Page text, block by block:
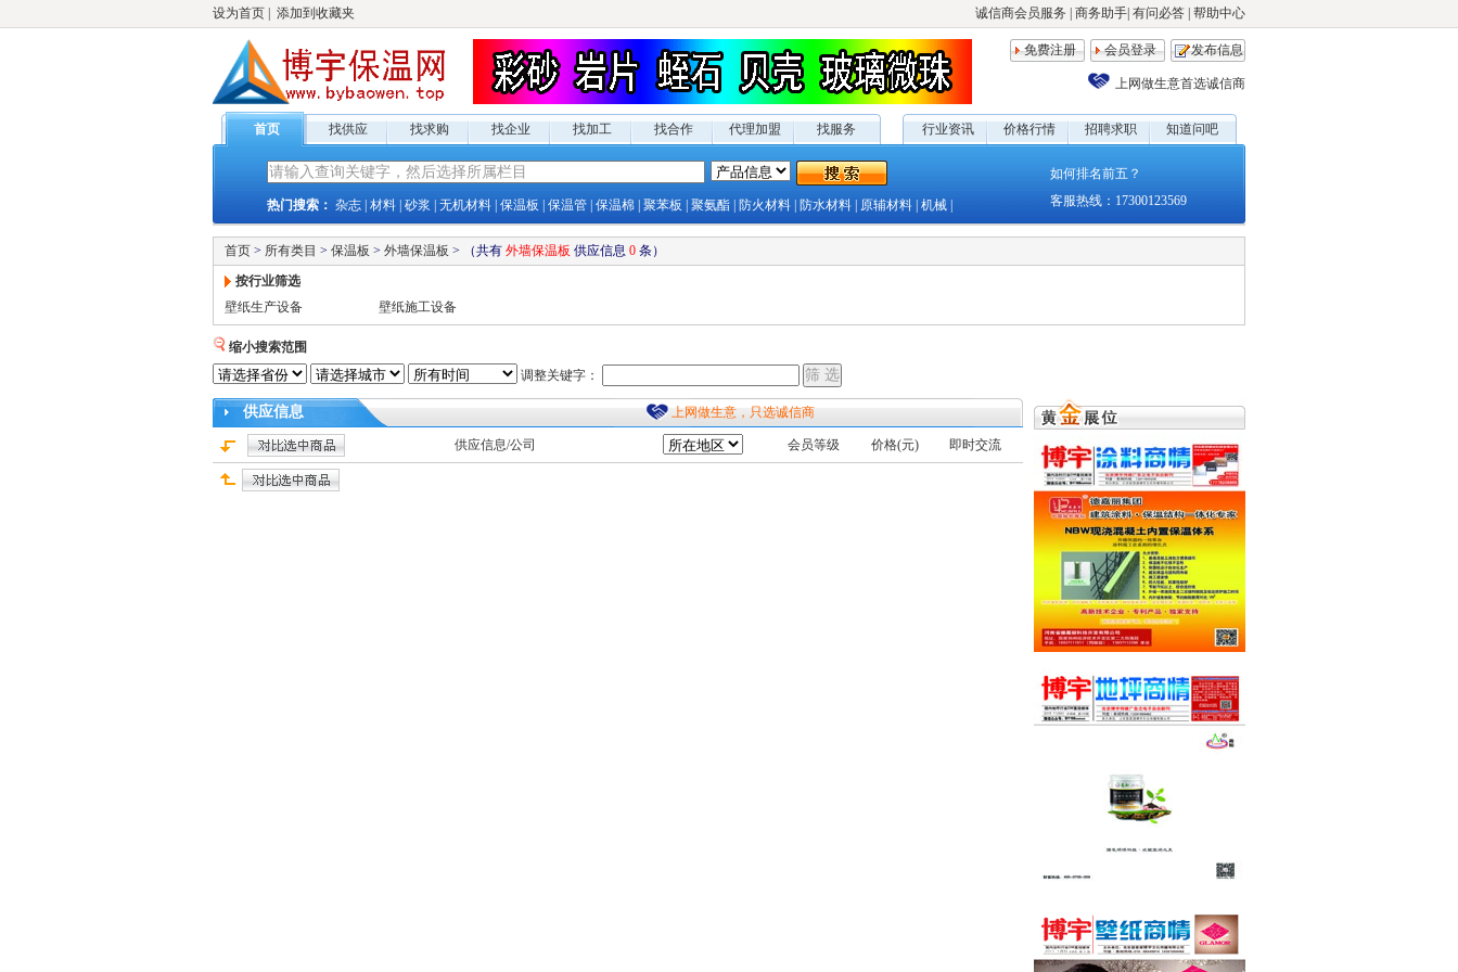
设为首页 添加到收藏夹 诚信商会员服务 商务助手 有问必答 帮助中心
免费注册 会员登录 发布信息
上网做生意首选诚信商
首页 找供应 找求购 找企业 找加工 找合作 代理加盟 找服务 行业资讯 价格行情 招聘求职 知道问吧
热门搜索： 杂志 材料 砂浆 无机材料 保温板 保温管 保温棉 聚苯板 聚氨酯 防火材料 防水材料 原辅材料 机械
如何排名前五？
客服热线：17300123569
首页 > 所有类目 > 保温板 > 外墙保温板 > （共有 外墙保温板 供应信息 0 条）
按行业筛选
壁纸生产设备
壁纸施工设备
缩小搜索范围
调整关键字：
供应信息 上网做生意，只选诚信商
供应信息/公司 会员等级 价格(元) 即时交流